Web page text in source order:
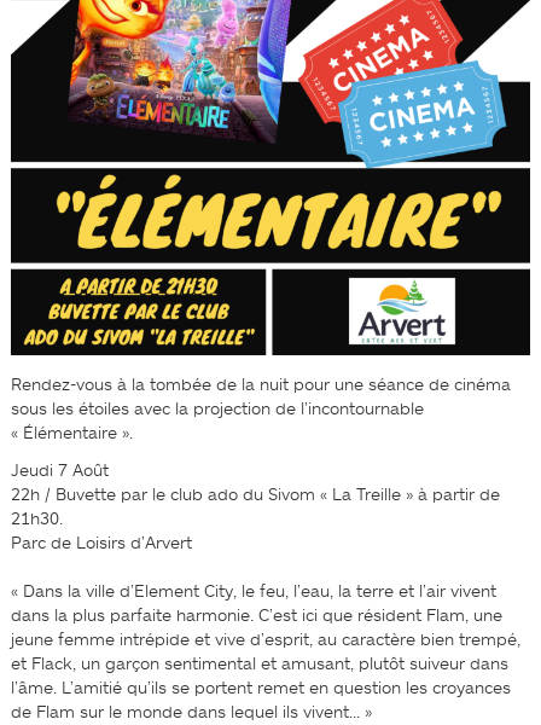
Rendez-vous à la tombée de la nuit pour une séance de cinéma
sous les étoiles avec la projection de l’incontournable
« Élémentaire ».
Jeudi 7 Août
22h / Buvette par le club ado du Sivom « La Treille » à partir de
21h30.
Parc de Loisirs d’Arvert
« Dans la ville d’Element City, le feu, l’eau, la terre et l’air vivent
dans la plus parfaite harmonie. C’est ici que résident Flam, une
jeune femme intrépide et vive d’esprit, au caractère bien trempé,
et Flack, un garçon sentimental et amusant, plutôt suiveur dans
l’âme. L’amitié qu’ils se portent remet en question les croyances
de Flam sur le monde dans lequel ils vivent… »